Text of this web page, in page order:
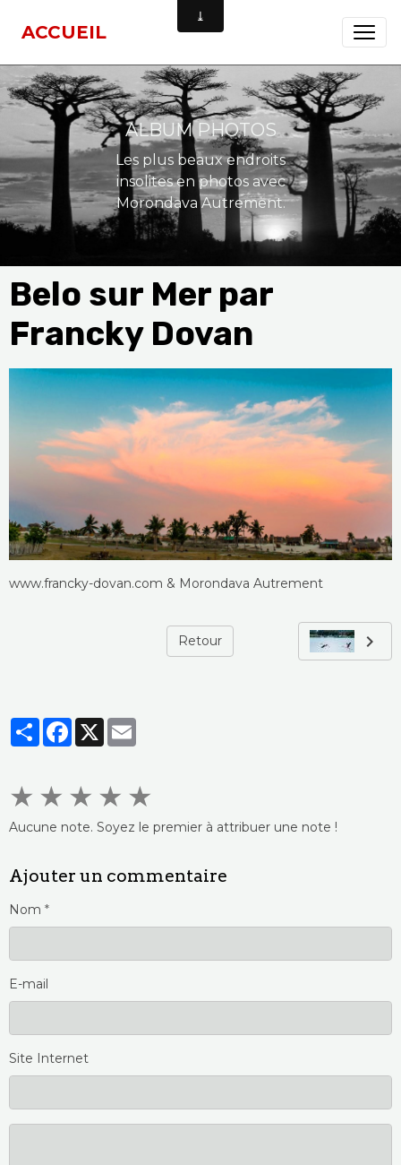
ACCUEIL
ALBUM PHOTOS
Les plus beaux endroits
insolites en photos avec
Morondava Autrement.
Belo sur Mer par
Francky Dovan
www.francky-dovan.com & Morondava Autrement
Retour
PartagerFacebook
X
★ ★ ★ ★ ★
Aucune note. Soyez le premier à attribuer une note !
Ajouter un commentaire
Nom
E-mail
Site Internet